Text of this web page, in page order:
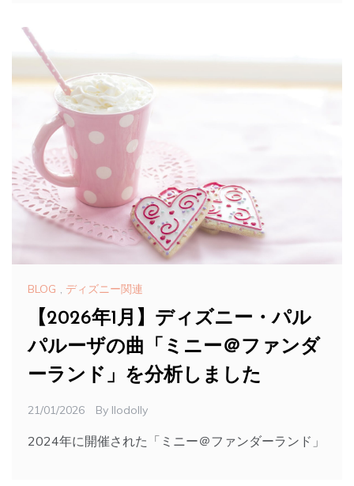
BLOG , ディズニー関連
【2026年1月】ディズニー・パル
パルーザの曲「ミニー＠ファンダ
ーランド」を分析しました
21/01/2026 By Ilodolly
2024年に開催された「ミニー＠ファンダーランド」